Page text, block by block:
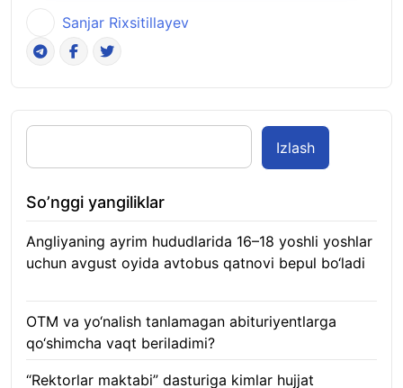
Sanjar Rixsitillayev
Izlash
So’nggi yangiliklar
Angliyaning ayrim hududlarida 16–18 yoshli yoshlar
uchun avgust oyida avtobus qatnovi bepul bo‘ladi
OTM va yo‘nalish tanlamagan abituriyentlarga
qo‘shimcha vaqt beriladimi?
“Rektorlar maktabi” dasturiga kimlar hujjat